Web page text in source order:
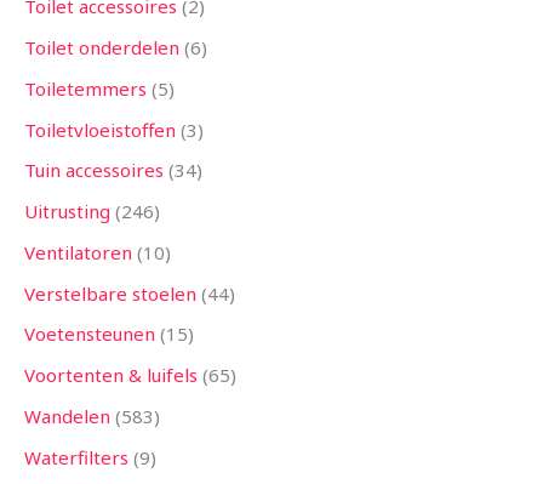
Toilet accessoires 2
Toilet onderdelen 6
Toiletemmers 5
Toiletvloeistoffen 3
Tuin accessoires 34
Uitrusting 246
Ventilatoren 10
Verstelbare stoelen 44
Voetensteunen 15
Voortenten & luifels 65
Wandelen 583
Waterfilters 9